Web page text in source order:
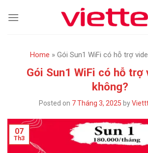
Home » Gói Sun1 WiFi có hỗ trợ
Gói Sun1 WiFi có hỗ trợ
không?
Posted on 7 Tháng 3, 2025 by
07
Th3